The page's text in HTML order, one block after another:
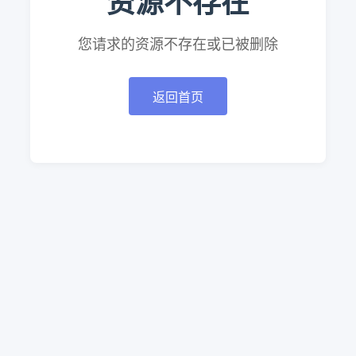
您请求的资源不存在或已被删除
返回首页